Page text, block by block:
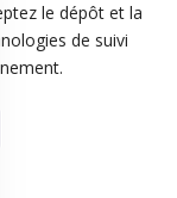
le dépôt et la
de suivi